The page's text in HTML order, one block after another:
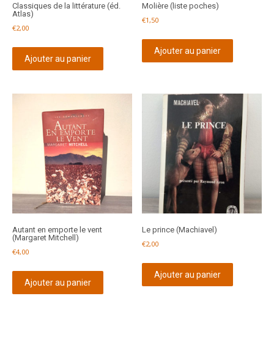
Classiques de la littérature (éd.
Atlas)
€2,00
Ajouter au panier
Molière (liste poches)
€1,50
Ajouter au panier
Autant en emporte le vent
(Margaret Mitchell)
€4,00
Ajouter au panier
Le prince (Machiavel)
€2,00
Ajouter au panier